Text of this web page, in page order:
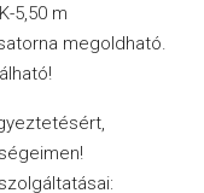
5,50 m
megoldható.